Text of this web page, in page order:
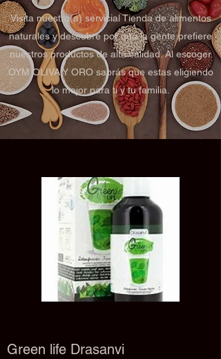
Visita nuestro(a) servicial Tienda de alimentos
naturales y descubre por qué la gente prefiere
nuestros productos de alta calidad. Al escoger
OYM OLIVA Y ORO sabrás que estas eligiendo
lo mejor para ti y tu familia.
Green life Drasanvi